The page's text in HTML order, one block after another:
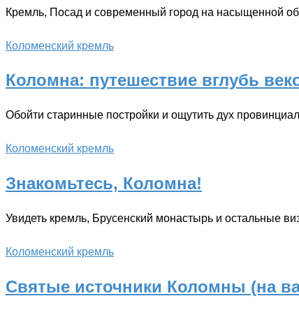
Кремль, Посад и современный город на насыщенной
Коломенский кремль
Коломна: путешествие вглубь
Обойти старинные постройки и ощутить дух
Коломенский кремль
Знакомьтесь, Коломна!
Увидеть кремль, Брусенский монастырь и остальные
Коломенский кремль
Святые источники Коломны (на